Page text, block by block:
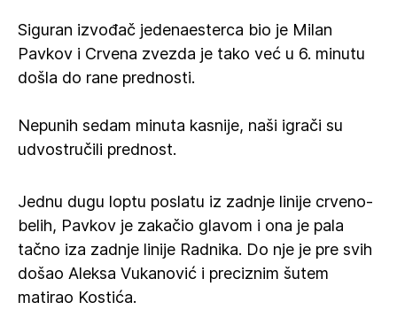
Siguran izvođač jedenaesterca bio je Milan
Pavkov i Crvena zvezda je tako već u 6. minutu
došla do rane prednosti.
Nepunih sedam minuta kasnije, naši igrači su
udvostručili prednost.
Jednu dugu loptu poslatu iz zadnje linije crveno-
belih, Pavkov je zakačio glavom i ona je pala
tačno iza zadnje linije Radnika. Do nje je pre svih
došao Aleksa Vukanović i preciznim šutem
matirao Kostića.